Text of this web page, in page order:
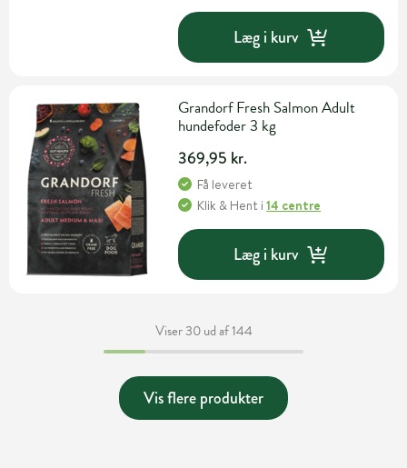
Læg i kurv
Grandorf Fresh Salmon Adult
hundefoder 3 kg
369,95 kr.
Få leveret
Klik & Hent i14 centre
Læg i kurv
Viser 30 ud af 144
Vis flere produkter